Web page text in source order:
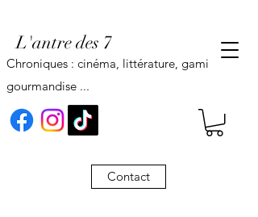
L'antre des 7
Contact
Chroniques : cinéma, littérature, gaming,
gourmandise ...